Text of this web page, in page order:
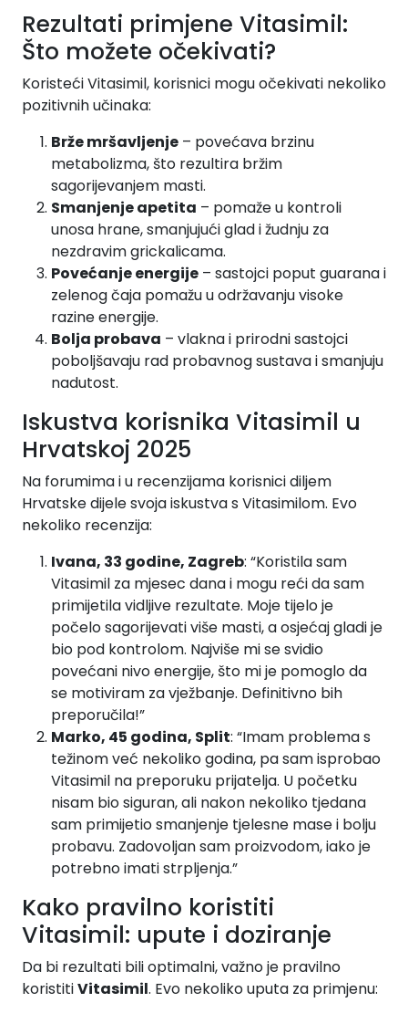
Rezultati primjene Vitasimil:
Što možete očekivati?
Koristeći Vitasimil, korisnici mogu očekivati nekoliko
pozitivnih učinaka:
Brže mršavljenje – povećava brzinu
metabolizma, što rezultira bržim
sagorijevanjem masti.
Smanjenje apetita – pomaže u kontroli
unosa hrane, smanjujući glad i žudnju za
nezdravim grickalicama.
Povećanje energije – sastojci poput guarana i
zelenog čaja pomažu u održavanju visoke
razine energije.
Bolja probava – vlakna i prirodni sastojci
poboljšavaju rad probavnog sustava i smanjuju
nadutost.
Iskustva korisnika Vitasimil u
Hrvatskoj 2025
Na forumima i u recenzijama korisnici diljem
Hrvatske dijele svoja iskustva s Vitasimilom. Evo
nekoliko recenzija:
Ivana, 33 godine, Zagreb: “Koristila sam
Vitasimil za mjesec dana i mogu reći da sam
primijetila vidljive rezultate. Moje tijelo je
počelo sagorijevati više masti, a osjećaj gladi je
bio pod kontrolom. Najviše mi se svidio
povećani nivo energije, što mi je pomoglo da
se motiviram za vježbanje. Definitivno bih
preporučila!”
Marko, 45 godina, Split: “Imam problema s
težinom već nekoliko godina, pa sam isprobao
Vitasimil na preporuku prijatelja. U početku
nisam bio siguran, ali nakon nekoliko tjedana
sam primijetio smanjenje tjelesne mase i bolju
probavu. Zadovoljan sam proizvodom, iako je
potrebno imati strpljenja.”
Kako pravilno koristiti
Vitasimil: upute i doziranje
Da bi rezultati bili optimalni, važno je pravilno
koristitiVitasimil. Evo nekoliko uputa za primjenu: